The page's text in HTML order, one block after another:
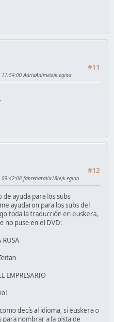
#11
AdriaAnime(e)k egina
.
#12
fabrebatalla18(e)k egina
ayuda para los subs
ayudaron para los subs del
toda la traducción en euskera,
no puse en el DVD:
RUSA
EMPRESARIO
decís al idioma, si euskera o
nombrar a la pista de